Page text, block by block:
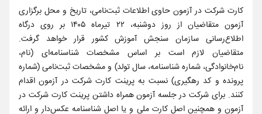
کارت شرکت در آزمون حاوی اطلاعات ثبت‌نامی، تاریخ و محل برگزاری
آزمون متقاضیان از روز دوشنبه، ۲۲ تیرماه ۱۴۰۵ بر روی درگاه
اطلاع‌رسانی سازمان سنجش آموزش کشور قرار خواهد گرفت.
متقاضیان لازم است بر اساس مشخصات شناسنامه‌ای (نام‌،
نام‌خانوادگی، شماره شناسنامه، سال تولد) و مشخصات ثبت‌نامی (شماره
پرونده و کد رهگیری) نسبت به پرینت کارت شرکت در آزمون اقدام
کنند. برای شرکت در جلسه آزمون همراه داشتن پرینت کارت شرکت در
آزمون و همچنین اصل کارت ملی و یا اصل شناسنامه عکس‌دار و ارائه